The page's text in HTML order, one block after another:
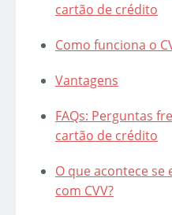
cartão de crédito
Como funciona o
Vantagens
FAQs: Perguntas
cartão de crédito
O que acontece
com CVV?